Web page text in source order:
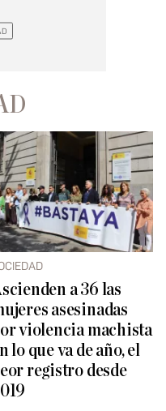
a 36 las
asesinadas
violencia machista
lo que va de año, el
registro desde